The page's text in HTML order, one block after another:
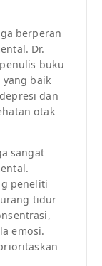
berperan
Dr.
buku
yang baik
dan
otak
sangat
peneliti
tidur
emosi.